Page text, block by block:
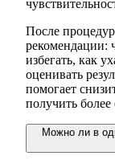
После
рекомендации:
избегать, как
оценивать
помогает
получить более
Можно ли в